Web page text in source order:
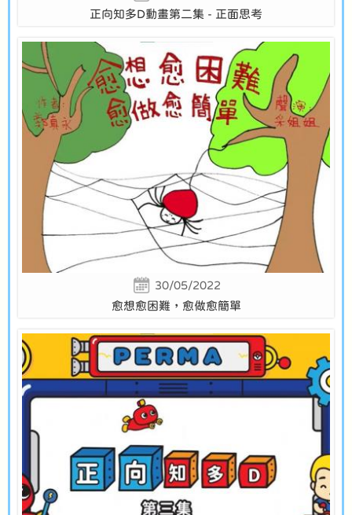
正向知多D動畫第二集 - 正面思考
30/05/2022
愈想愈困難，愈做愈簡單